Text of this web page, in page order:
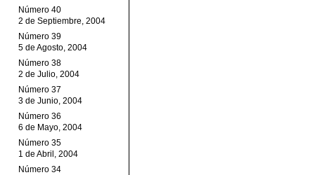
Número 40
2 de Septiembre, 2004
Número 39
5 de Agosto, 2004
Número 38
2 de Julio, 2004
Número 37
3 de Junio, 2004
Número 36
6 de Mayo, 2004
Número 35
1 de Abril, 2004
Número 34